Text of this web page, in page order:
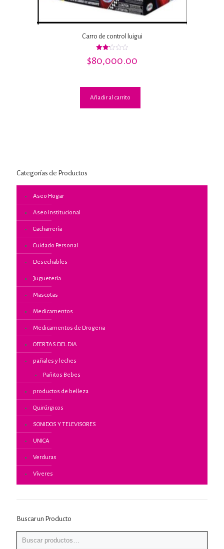
Carro de control luigui
con
$80,000.00
Añadir al carrito
Categorías de Productos
Aseo Hogar
Aseo Institucional
Cacharrería
Cuidado Personal
Desechables
Juguetería
Mascotas
Medicamentos
Medicamentos de Drogeria
OFERTAS DEL DIA
pañales y leches
Pañitos Bebes
productos de belleza
Quirúrgicos
SONIDOS Y TELEVISORES
UNICA
Verduras
Víveres
Buscar un Producto